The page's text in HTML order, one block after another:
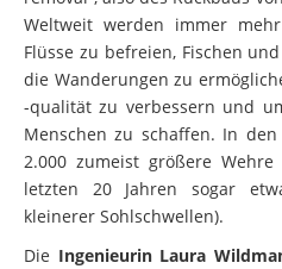
Weltweit werden immer
Flüsse zu befreien, Fischen
die Wanderungen zu
-qualität zu verbessern und
Menschen zu schaffen. In
2.000 zumeist größere
letzten 20 Jahren sogar
kleinerer Sohlschwellen).
Die Ingenieurin Laura